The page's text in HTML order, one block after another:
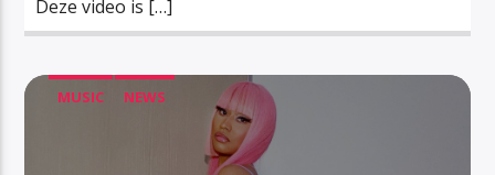
Deze video is […]
MUSIC NEWS